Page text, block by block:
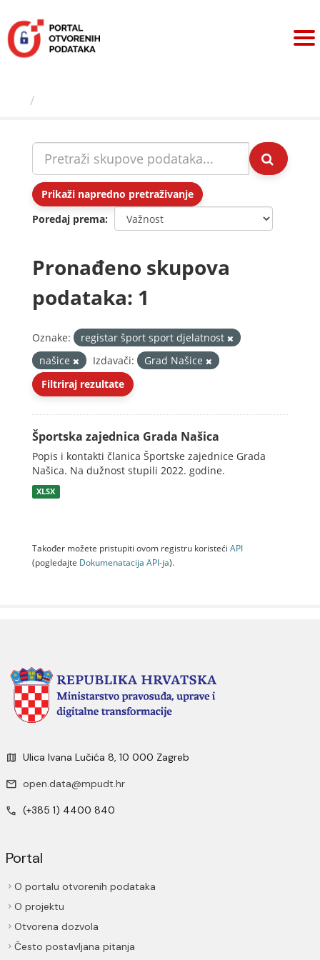
sadržaj
Prikaži napredno pretraživanje
Poredaj prema
Pronađeno skupova
podataka: 1
Oznake:
registar šport sport djelatnost
našice
Izdavači:
Grad Našice
Filtriraj rezultate
Športska zajednica Grada Našica
Popis i kontakti članica Športske zajednice Grada
Našica. Na dužnost stupili 2022. godine.
XLSX
Također možete pristupiti ovom registru koristeći API
(pogledajte Dokumenаtаcijа API-jа).